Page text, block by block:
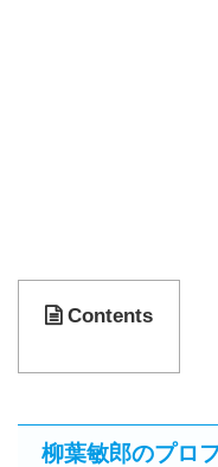
Contents
柳葉敏郎のプロ